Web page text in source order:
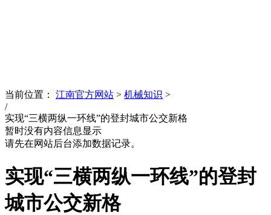
当前位置： 江南官方网站 > 机械知识 >
/
实现“三横两纵一环线”的登封城市公交新格
暂时没有内容信息显示
请先在网站后台添加数据记录。
实现“三横两纵一环线”的登封
城市公交新格